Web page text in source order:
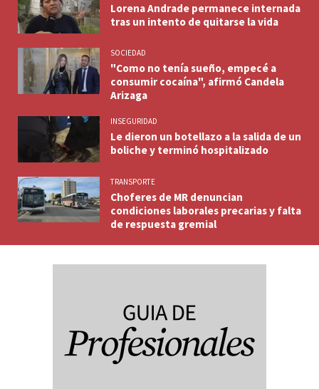
Lorena Andrade permanece internada
tras un intento de quitarse la vida
SOCIEDAD
"Como no tenía sueño, empecé a
consumir cocaína", afirmó Candela
Arizaga
INSEGURIDAD
Le dieron un botellazo a la salida de un
boliche y terminó hospitalizado
TRANSPORTE
Choferes de MR denuncian
condiciones laborales precarias y falta
de respuesta gremial